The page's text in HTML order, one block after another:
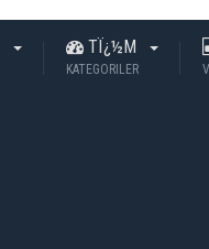
TÏ¿½M
KATEGORILER